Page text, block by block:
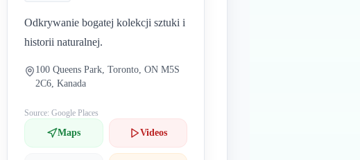
Odkrywanie bogatej kolekcji sztuki i
historii naturalnej.
100 Queens Park, Toronto, ON M5S
2C6, Kanada
Source: Google Places
Maps Videos